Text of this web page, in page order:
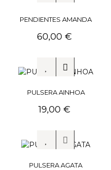
PENDIENTES AMANDA
Precio
60,00 €
PULSERA AINHOA
Precio
19,00 €
PULSERA AGATA